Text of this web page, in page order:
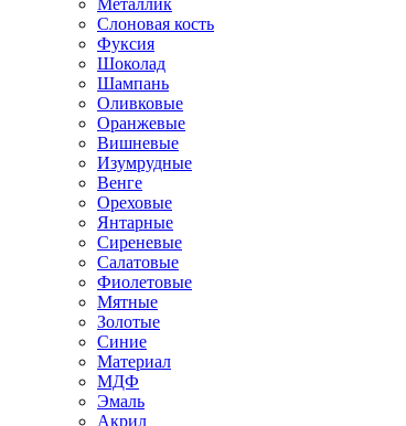
Слоновая кость
Фуксия
Шоколад
Шампань
Оливковые
Оранжевые
Вишневые
Изумрудные
Венге
Ореховые
Янтарные
Сиреневые
Салатовые
Фиолетовые
Мятные
Золотые
Синие
Материал
МДФ
Эмаль
Акрил